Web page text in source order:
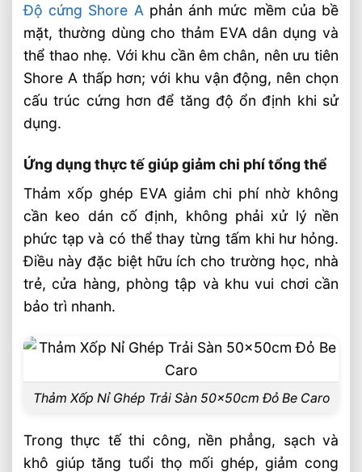
Xốp EVA Đen Cứng Độ Bền Cao Ứng
Dụng Lót Sàn Và Cách Âm
Thảm Thể Thao EVA 1mx1m Chịu Lực Cao
Từ Âu Lạc
Sản Xuất Thảm Thể Thao EVA Theo Kích
Thước 1mx1m
Theo Tiêu Chuẩn Kỹ Thuật
Độ cứng Shore A phản ánh mức mềm của bề
mặt, thường dùng cho thảm EVA dân dụng và
thể thao nhẹ. Với khu cần êm chân, nên ưu tiên
Shore A thấp hơn; với khu vận động, nên chọn
cấu trúc cứng hơn để tăng độ ổn định khi sử
dụng.
Ứng dụng thực tế giúp giảm chi phí tổng thể
Thảm xốp ghép EVA giảm chi phí nhờ không
cần keo dán cố định, không phải xử lý nền
phức tạp và có thể thay từng tấm khi hư hỏng.
Điều này đặc biệt hữu ích cho trường học, nhà
trẻ, cửa hàng, phòng tập và khu vui chơi cần
bảo trì nhanh.
Thảm Xốp Nỉ Ghép Trải Sàn 50x50cm Đỏ Be Caro
Trong thực tế thi công, nền phẳng, sạch và
khô giúp tăng tuổi thọ mối ghép, giảm cong